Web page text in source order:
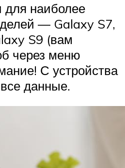
для наиболее
— Galaxy S7,
S9 (вам
через меню
С устройства
данные.